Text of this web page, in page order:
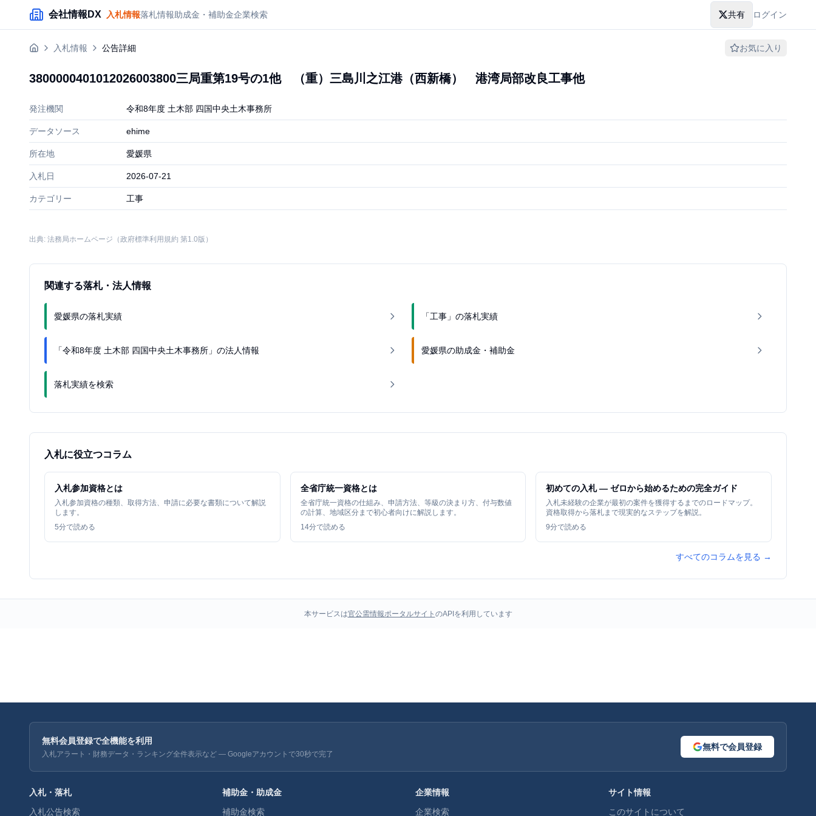
メインコンテンツにスキップ
会社情報DX 入札情報落札情報助成金・補助金企業検索 共有 ログイン
入札情報 公告詳細 お気に入り
3800000401012026003800三局重第19号の1他 （重）三島川之江港（西新橋） 港湾局部改良工事他
発注機関 令和8年度 土木部 四国中央土木事務所
データソース ehime
所在地 愛媛県
入札日 2026-07-21
カテゴリー 工事
出典: 法務局ホームページ（政府標準利用規約 第1.0版）
関連する落札・法人情報
愛媛県の落札実績 「工事」の落札実績
「令和8年度 土木部 四国中央土木事務所」の法人情報 愛媛県の助成金・補助金
落札実績を検索
入札に役立つコラム
入札参加資格とは
入札参加資格の種類、取得方法、申請に必要な書類について解説
します。
5分で読める
全省庁統一資格とは
全省庁統一資格の仕組み、申請方法、等級の決まり方、付与数値
の計算、地域区分まで初心者向けに解説します。
14分で読める
初めての入札 — ゼロから始めるための完全ガイド
入札未経験の企業が最初の案件を獲得するまでのロードマップ。
資格取得から落札まで現実的なステップを解説。
9分で読める
すべてのコラムを見る →
本サービスは官公需情報ポータルサイト のAPIを利用しています
無料会員登録で全機能を利用
入札アラート・財務データ・ランキング全件表示など — Googleアカウントで30秒で完了
無料で会員登録
入札・落札
入札公告検索
補助金・助成金
補助金検索
企業情報
企業検索
サイト情報
このサイトについて